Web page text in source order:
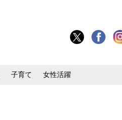
子育て 女性活躍